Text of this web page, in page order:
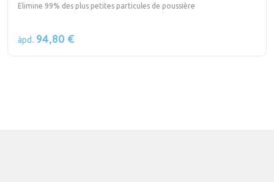
Elimine 99% des plus petites particules de poussière
àpd. 94,80 €